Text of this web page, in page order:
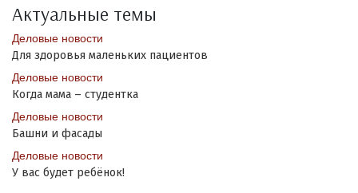
Актуальные темы
Деловые новости
Для здоровья маленьких пациентов
Деловые новости
Когда мама – студентка
Деловые новости
Башни и фасады
Деловые новости
У вас будет ребёнок!